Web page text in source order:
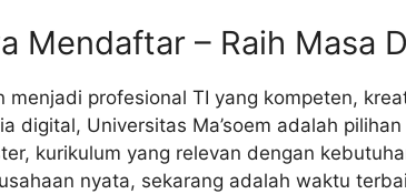
Mendaftar – Raih Masa
menjadi profesional TI yang kompeten,
digital, Universitas Ma’soem adalah
kurikulum yang relevan dengan
nyata, sekarang adalah waktu